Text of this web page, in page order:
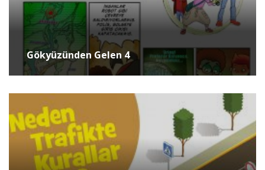
Gökyüzünden Gelen 4